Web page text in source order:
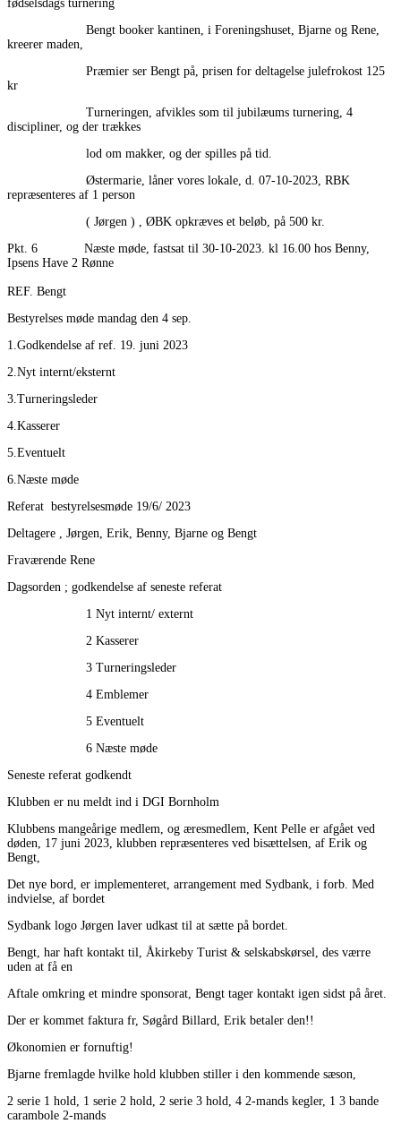
fødselsdags turnering
Bengt booker kantinen, i Foreningshuset, Bjarne og Rene,
kreerer maden,
Præmier ser Bengt på, prisen for deltagelse julefrokost 125
kr
Turneringen, afvikles som til jubilæums turnering, 4
discipliner, og der trækkes
lod om makker, og der spilles på tid.
Østermarie, låner vores lokale, d. 07-10-2023, RBK
repræsenteres af 1 person
( Jørgen ) , ØBK opkræves et beløb, på 500 kr.
Pkt. 6 Næste møde, fastsat til 30-10-2023. kl 16.00 hos Benny,
Ipsens Have 2 Rønne
REF. Bengt
Bestyrelses møde mandag den 4 sep.
1.Godkendelse af ref. 19. juni 2023
2.Nyt internt/eksternt
3.Turneringsleder
4.Kasserer
5.Eventuelt
6.Næste møde
Referat bestyrelsesmøde 19/6/ 2023
Deltagere , Jørgen, Erik, Benny, Bjarne og Bengt
Fraværende Rene
Dagsorden ; godkendelse af seneste referat
1 Nyt internt/ externt
2 Kasserer
3 Turneringsleder
4 Emblemer
5 Eventuelt
6 Næste møde
Seneste referat godkendt
Klubben er nu meldt ind i DGI Bornholm
Klubbens mangeårige medlem, og æresmedlem, Kent Pelle er afgået ved
døden, 17 juni 2023, klubben repræsenteres ved bisættelsen, af Erik og
Bengt,
Det nye bord, er implementeret, arrangement med Sydbank, i forb. Med
indvielse, af bordet
Sydbank logo Jørgen laver udkast til at sætte på bordet.
Bengt, har haft kontakt til, Åkirkeby Turist & selskabskørsel, des værre
uden at få en
Aftale omkring et mindre sponsorat, Bengt tager kontakt igen sidst på året.
Der er kommet faktura fr, Søgård Billard, Erik betaler den!!
Økonomien er fornuftig!
Bjarne fremlagde hvilke hold klubben stiller i den kommende sæson,
2 serie 1 hold, 1 serie 2 hold, 2 serie 3 hold, 4 2-mands kegler, 1 3 bande
carambole 2-mands